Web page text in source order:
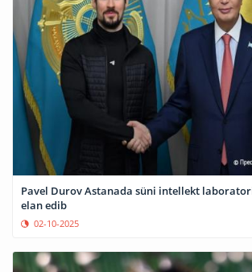
Pavel Durov Astanada süni intellekt
elan edib
02-10-2025